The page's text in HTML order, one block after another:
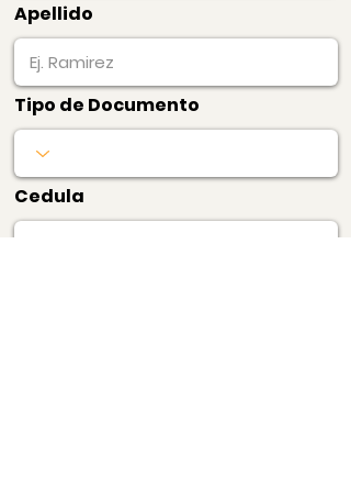
Apellido
Tipo de Documento
Cedula